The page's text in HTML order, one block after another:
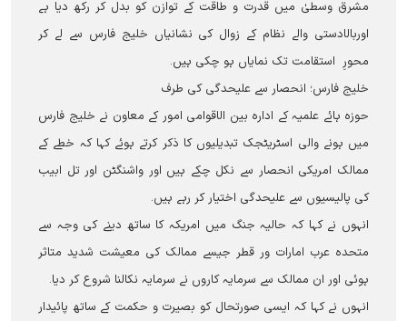
مشرق وسطیٰ میں قدرت و طاقت کے توازن کو بدل کر رکھ دیا ہے
اوربالادستی والے نظام کے زوال کی نشانیاں خلیج فارس سے لے کر
محورِ استقامت تک نمایاں ہو چکی ہیں۔
خلیج فارس؛ انحصار سے علیحدگی کی طرف
حوزہ ہائے علمیہ کے ادارہ بین الاقوامی امور کے معاون نے خلیج فارس
میں ہونے والی اسٹریٹجک تبدیلیوں کا ذکر کرتے ہوئے کہا کہ خطے کے
ممالک امریکی انحصار سے نکل چکے ہیں اور واشنگٹن اور تل ابیب
کی پالیسیوں سے علیحدگی اختیار کر رہے ہیں۔
انہوں نے کہا کہ حالیہ جنگ میں امریکہ کا ساتھ دینے کی وجہ سے
متحدہ عرب امارات ور قطر جیسے ممالک کی معیشت شدید متاثر
ہوئی اور ان ممالک سے سرمایہ کاروں نے سرمایہ نکالنا شروع کر دیا۔
انہوں نے کہا کہ ایسی صورتحال کو بصیرت و حکمت کے ساتھ پائیدار